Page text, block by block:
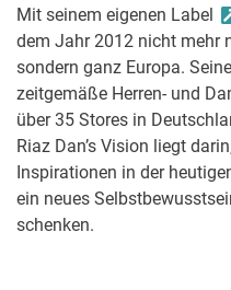
Mit seinem eigenen Label
dem Jahr 2012 nicht mehr
sondern ganz Europa.
zeitgemäße Herren- und
über 35 Stores in
Riaz Dan’s Vision liegt
Inspirationen in der
ein neues
schenken.